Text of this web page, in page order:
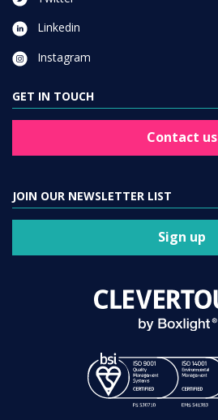
Linkedin
Instagram
GET IN TOUCH
Contact us
JOIN OUR NEWSLETTER LIST
Sign up